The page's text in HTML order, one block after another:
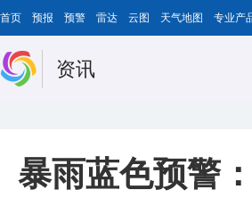
首页 预报 预警 雷达 云图 天气地图 专业产
资讯
暴雨蓝色预警